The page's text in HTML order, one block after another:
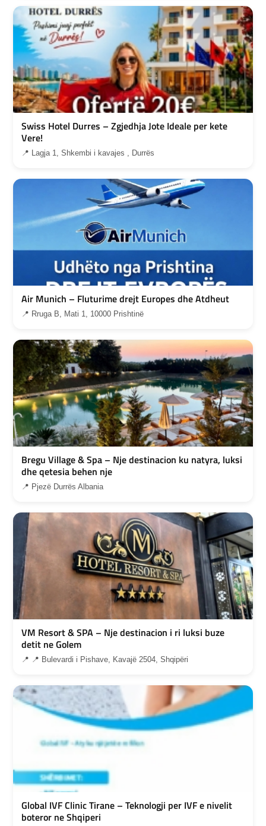
Swiss Hotel Durres – Zgjedhja Jote Ideale per kete
Vere!
📍 Lagja 1, Shkembi i kavajes , Durrës
Air Munich – Fluturime drejt Europes dhe Atdheut
📍 Rruga B, Mati 1, 10000 Prishtinë
Bregu Village & Spa – Nje destinacion ku natyra, luksi
dhe qetesia behen nje
📍 Pjezë Durrës Albania
VM Resort & SPA – Nje destinacion i ri luksi buze
detit ne Golem
📍 📍 Bulevardi i Pishave, Kavajë 2504, Shqipëri
Global IVF Clinic Tirane – Teknologji per IVF e nivelit
boteror ne Shqiperi